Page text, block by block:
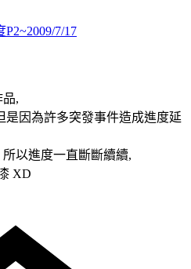
7/17
品,
是因為許多突發事件造成進度延
以進度一直斷斷續續,
XD